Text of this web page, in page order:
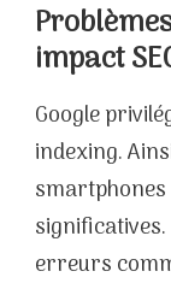
impact
Google
indexing.
smartphones
significatives.
erreurs